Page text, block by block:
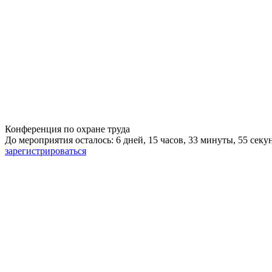
Конференция по охране труда
До мероприятия осталось: 6 дней, 15 часов, 33 минуты, 54
зарегистрироваться